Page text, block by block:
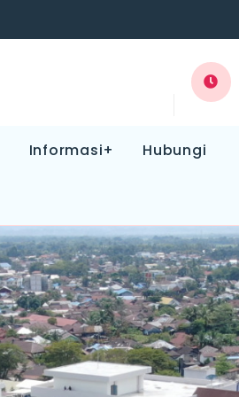
Informasi+ Hubungi